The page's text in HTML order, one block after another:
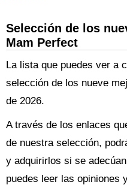
Selección de los
Mam Perfect
La lista que puedes ver a
selección de los nueve
de 2026.
A través de los enlaces
de nuestra selección,
y adquirirlos si se
puedes leer las opiniones